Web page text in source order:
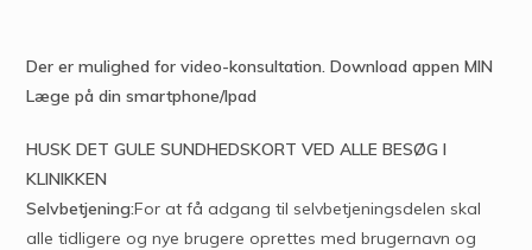
Der er mulighed for video-konsultation. Download appen MIN
Læge på din smartphone/Ipad
HUSK DET GULE SUNDHEDSKORT VED ALLE BESØG I
KLINIKKEN
Selvbetjening:For at få adgang til selvbetjeningsdelen skal
alle tidligere og nye brugere oprettes med brugernavn og